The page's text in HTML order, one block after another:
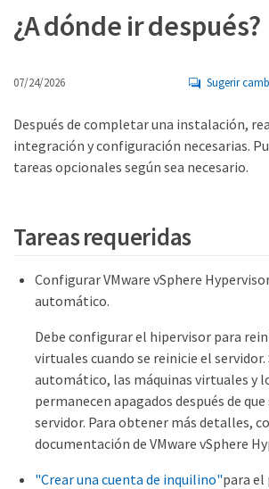
¿A dónde ir después?
07/24/2026 Sugerir
Después de completar una instalación,
integración y configuración necesarias.
tareas opcionales según sea necesario.
Tareas requeridas
Configurar VMware vSphere
automático.
Debe configurar el hipervisor para
virtuales cuando se reinicie el
automático, las máquinas virtuales y
permanecen apagados después de
servidor. Para obtener más detalles,
documentación de VMware vSphere
"Crear una cuenta de inquilino"para